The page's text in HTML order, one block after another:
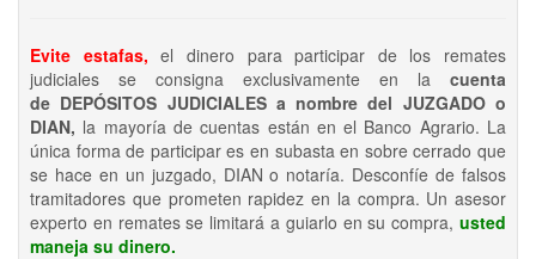
Evite estafas, el dinero para participar de los remates
judiciales se consigna exclusivamente en la cuenta
de DEPÓSITOS JUDICIALES a nombre del JUZGADO o
DIAN, la mayoría de cuentas están en el Banco Agrario. La
única forma de participar es en subasta en sobre cerrado que
se hace en un juzgado, DIAN o notaría. Desconfíe de falsos
tramitadores que prometen rapidez en la compra. Un asesor
experto en remates se limitará a guiarlo en su compra, usted
maneja su dinero.